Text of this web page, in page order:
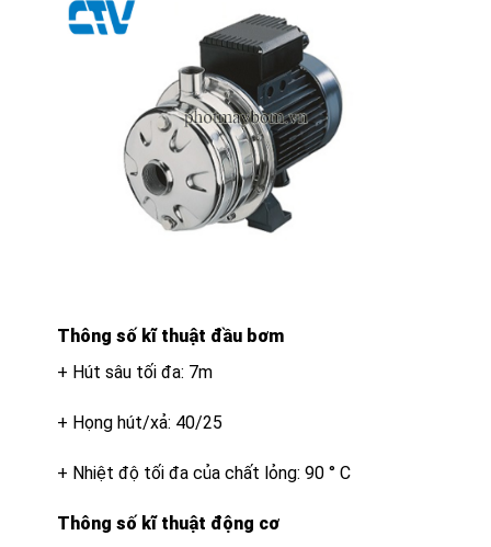
Thông số kĩ thuật đầu bơm
+ Hút sâu tối đa: 7m
+ Họng hút/xả: 40/25
+ Nhiệt độ tối đa của chất lỏng: 90 ° C
Thông số kĩ thuật động cơ